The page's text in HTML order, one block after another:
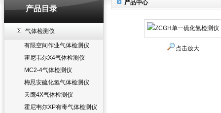
产品目录
气体检测仪
有限空间作业气体检测仪
霍尼韦尔X4气体检测仪
MC2-4气体检测仪
梅思安硫化氢气体检测仪
天鹰4X气体检测仪
霍尼韦尔XP有毒气体检测仪
产品中心
点击放大